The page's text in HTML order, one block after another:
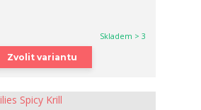
Skladem > 3
Zvolit variantu